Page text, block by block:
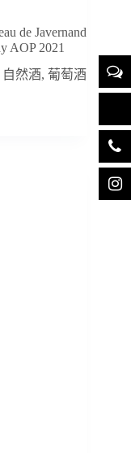
de Javernand
AOP 2021
自然酒,葡萄酒